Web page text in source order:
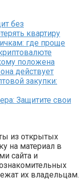
без
квартиру
где проще
положена
действует
закупки:
Защитите свои
из открытых
на материал в
сайта и
их владельцам.